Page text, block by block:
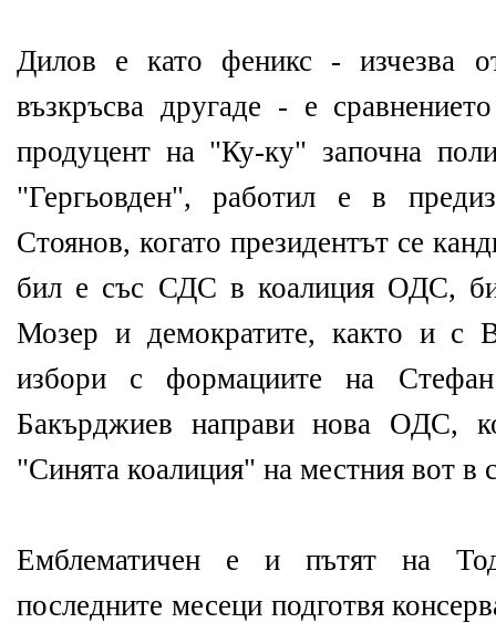
Дилов е като феникс - изчезва
възкръсва другаде - е
продуцент на "Ку-ку" започна
"Гергьовден", работил е в
Стоянов, когато президентът се
бил е със СДС в коалиция ОДС,
Мозер и демократите, както и с
избори с формациите на
Бакърджиев направи нова ОДС,
"Синята коалиция" на местния вот в
Емблематичен е и пътят на
последните месеци подготвя